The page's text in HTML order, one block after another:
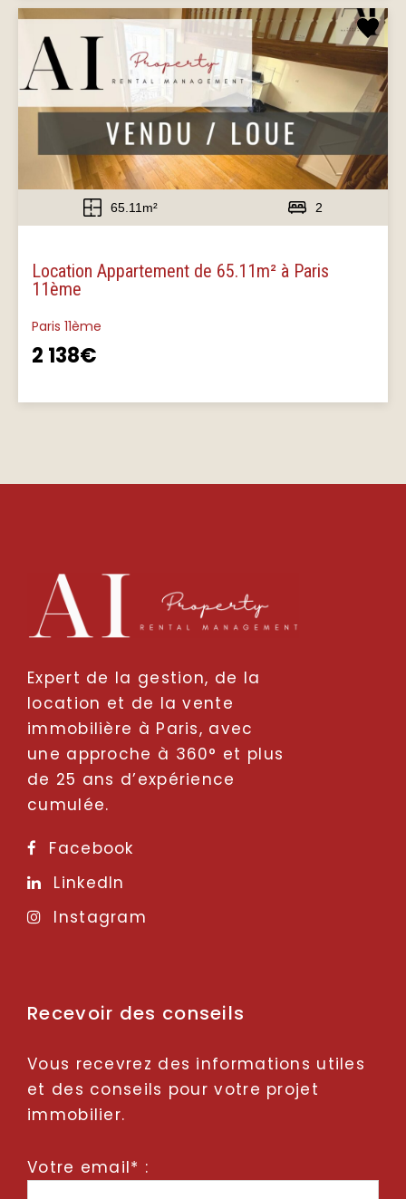
65.11m² 2
Location Appartement de 65.11m² à Paris
11ème
Paris 11ème
2 138€
Expert de la gestion, de la
location et de la vente
immobilière à Paris, avec
une approche à 360° et plus
de 25 ans d’expérience
cumulée.
Facebook
LinkedIn
Instagram
Recevoir des conseils
Vous recevrez des informations utiles
et des conseils pour votre projet
immobilier.
Votre email* :